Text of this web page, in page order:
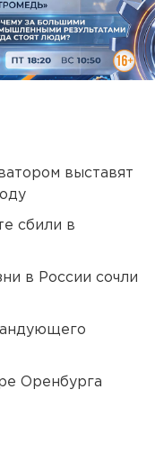
выставят
сбили в
в России сочли
Оренбурга